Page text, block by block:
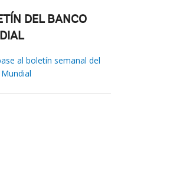
DEL BANCO
al boletín semanal del